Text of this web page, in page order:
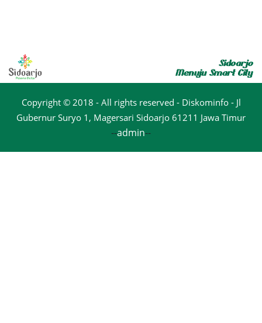
Copyright © 2018 - All rights reserved - Diskominfo - Jl
Gubernur Suryo 1, Magersari Sidoarjo 61211 Jawa Timur
--admin--